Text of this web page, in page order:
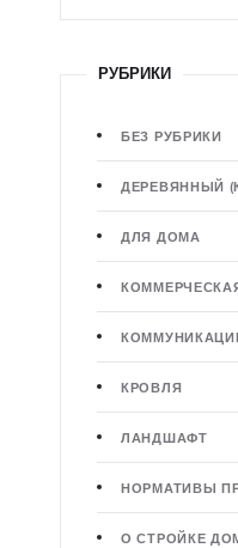
РУБРИКИ
БЕЗ РУБРИКИ
ДЕРЕВЯННЫЙ
ДЛЯ ДОМА
КРОВЛЯ
ЛАНДШАФТ
НОРМАТИВЫ
О СТРОЙКЕ